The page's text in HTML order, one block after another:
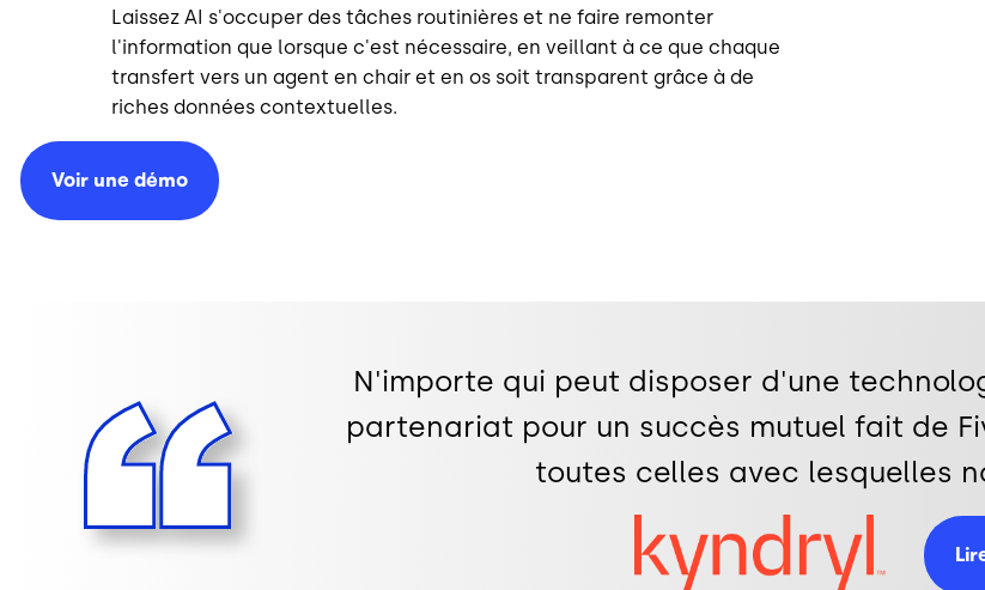
Laissez AI s'occuper des tâches routinières et ne faire remonter
l'information que lorsque c'est nécessaire, en veillant à ce que chaque
transfert vers un agent en chair et en os soit transparent grâce à de
riches données contextuelles.
Voir une démo
N'importe qui peut disposer d'une
partenariat pour un succès mutuel fait de
toutes celles avec lesquelles
Image